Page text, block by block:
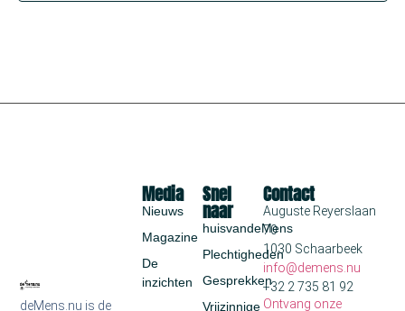
deMens.nu is de
Snel
naar
huisvandeMens
Plechtigheden
Gesprekken
Vrijzinnige
Media
Nieuws
Magazine
De
inzichten
Contact
Auguste Reyerslaan
70
1030 Schaarbeek
info@demens.nu
+32 2 735 81 92
Ontvang onze